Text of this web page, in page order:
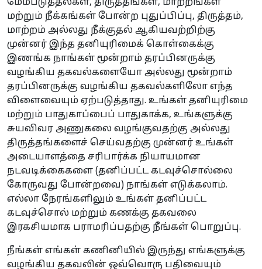
மேம்படுத்தல்கள், திருத்தங்கள், மாற்றங்கள்
மற்றும் நீக்கங்கள் போன்ற புதுப்பிப்பு, திருத்தம்,
மாற்றம் அல்லது நீக்குதல் ஆகியவற்றிற்கு
முன்னர் இந்த தனியுரிமைக் கொள்கைக்கு
இணங்க நாங்கள் மூன்றாம் தரப்பினருக்கு
வழங்கிய தகவல்களையோ அல்லது மூன்றாம்
தரப்பினருக்கு வழங்கிய தகவல்களிலோ எந்த
விளைவையும் ஏற்படுத்தாது. உங்கள் தனியுரிமை
மற்றும் பாதுகாப்பைப் பாதுகாக்க, உங்களுக்கு
சுயவிவர அணுகலை வழங்குவதற்கு அல்லது
திருத்தங்களைச் செய்வதற்கு முன்னர் உங்கள்
அடையாளத்தை சரிபார்க்க நியாயமான
நடவடிக்கைகளை (தனிப்பட்ட கடவுச்சொல்லை
கோருவது போன்றவை) நாங்கள் எடுக்கலாம்.
எல்லா நேரங்களிலும் உங்கள் தனிப்பட்ட
கடவுச்சொல் மற்றும் கணக்கு தகவலை
இரகசியமாக பராமரிப்பதற்கு நீங்கள் பொறுப்பு.
நீங்கள் எங்கள் கணினியில் இருந்து எங்களுக்கு
வழங்கிய தகவலின் ஒவ்வொரு பதிவையும்